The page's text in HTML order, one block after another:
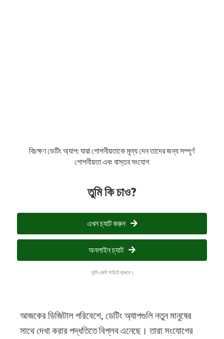
বিচক্ষণ ডেটিং অ্যাপ: যারা গোপনীয়তাকে মূল্য দেন তাদের জন্য সম্পূর্ণ
গোপনীয়তা এবং বাস্তব সংযোগ
তুমি কি চাও?
এখন চ্যাট করুন
অনলাইন চ্যাট
তুমি একই সাইটে থাকবে।
আজকের ডিজিটাল পরিবেশে, ডেটিং অ্যাপগুলি নতুন মানুষের
সাথে দেখা করার পদ্ধতিতে বিপ্লব এনেছে। তারা সংযোগের